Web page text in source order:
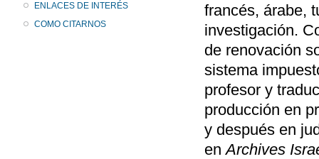
ENLACES DE INTERÉS
COMO CITARNOS
francés, árabe,
investigación.
de renovación
sistema
profesor y
producción en
y después en
enArchives